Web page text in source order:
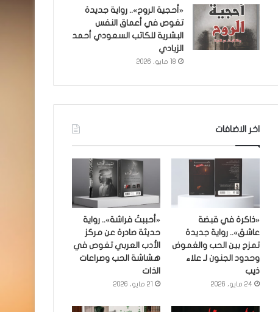
«أحجية الروح».. رواية جديدة
تغوص في أعماق النفس
البشرية للكاتب السعودي أحمد
الزيادي
18 مايو، 2026
اخر الاضافات
«ذاكرة في قبضة
عاشق».. رواية جديدة
تمزج بين الحب والغموض
وحدود الجنون لـ علاء
ذيب
24 مايو، 2026
«أحببتُ فراشة».. رواية
حديثة صادرة عن مركز
الأدب العربي تغوص في
هشاشة الحب وصراعات
الذات
21 مايو، 2026